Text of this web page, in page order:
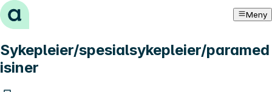
Hopp til innhold Meny
Sykepleier/spesialsykepleier/paramed
isiner